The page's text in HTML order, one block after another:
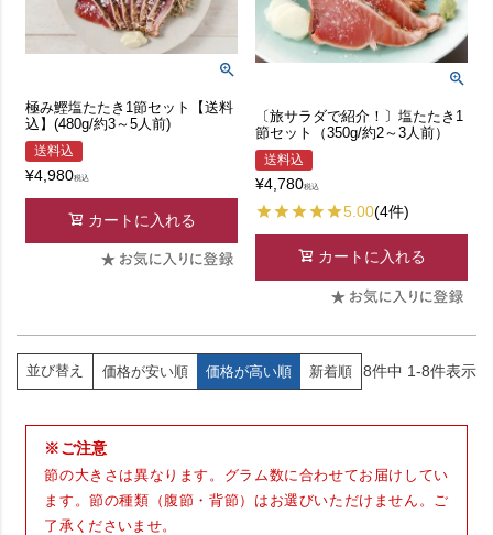
極み鰹塩たたき1節セット【送料
込】(480g/約3～5人前)
送料込
¥4,980税込
カートに入れる
〔旅サラダで紹介！〕塩たたき1
節セット（350g/約2～3人前）
送料込
¥4,780税込
5.00(4件)
カートに入れる
並び替え 価格が安い順 価格が高い順 新着順 8件中 1-8件表示
※ご注意
節の大きさは異なります。グラム数に合わせてお届けしてい
ます。節の種類（腹節・背節）はお選びいただけません。ご
了承くださいませ。